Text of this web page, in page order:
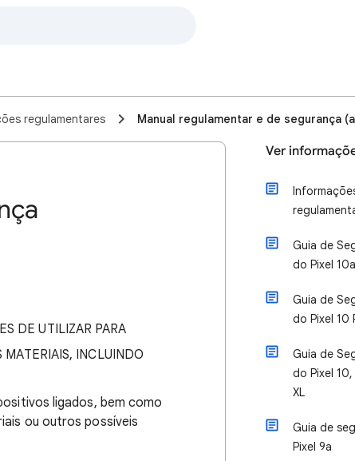
regulamentares Manual regulamentar e de segurança
DE UTILIZAR PARA
MATERIAIS, INCLUINDO
ligados, bem como
ou outros possíveis
Ver
Guia de
do Pixel 10a
Guia de
do Pixel 10
Guia de
do Pixel 10,
XL
Guia de
Pixel 9a